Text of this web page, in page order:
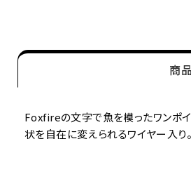
商
Foxfireの文字で魚を模ったワンポイ
状を自在に変えられるワイヤー入り